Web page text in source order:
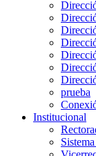
prueba
Institucional